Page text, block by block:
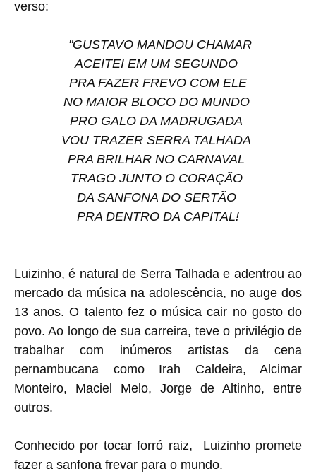
verso:
"GUSTAVO MANDOU CHAMAR
ACEITEI EM UM SEGUNDO
PRA FAZER FREVO COM ELE
NO MAIOR BLOCO DO MUNDO
PRO GALO DA MADRUGADA
VOU TRAZER SERRA TALHADA
PRA BRILHAR NO CARNAVAL
TRAGO JUNTO O CORAÇÃO
DA SANFONA DO SERTÃO
PRA DENTRO DA CAPITAL!
Luizinho, é natural de Serra Talhada e adentrou ao
mercado da música na adolescência, no auge dos
13 anos. O talento fez o música cair no gosto do
povo. Ao longo de sua carreira, teve o privilégio de
trabalhar com inúmeros artistas da cena
pernambucana como Irah Caldeira, Alcimar
Monteiro, Maciel Melo, Jorge de Altinho, entre
outros.
Conhecido por tocar forró raiz, Luizinho promete
fazer a sanfona frevar para o mundo.